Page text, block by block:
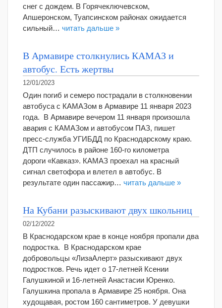
снег с дождем. В Горячеключевском,
Апшеронском, Туапсинском районах ожидается
сильный… читать дальше »
В Армавире столкнулись КАМАЗ и
автобус. Есть жертвы
12/01/2023
Один погиб и семеро пострадали в столкновении
автобуса с КАМАЗом в Армавире 11 января 2023
года. В Армавире вечером 11 января произошла
авария с КАМАЗом и автобусом ПАЗ, пишет
пресс-служба УГИБДД по Краснодарскому краю.
ДТП случилось в районе 160-го километра
дороги «Кавказ». КАМАЗ проехал на красный
сигнал светофора и влетел в автобус. В
результате один пассажир… читать дальше »
На Кубани разыскивают двух школьниц
02/12/2022
В Краснодарском крае в конце ноября пропали два
подростка. В Краснодарском крае
добровольцы «ЛизаАлерт» разыскивают двух
подростков. Речь идет о 17-летней Ксении
Галушкиной и 16-летней Анастасии Юренко.
Галушкина пропала в Армавире 25 ноября. Она
худощавая, ростом 160 сантиметров. У девушки